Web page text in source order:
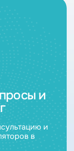
и
и
в